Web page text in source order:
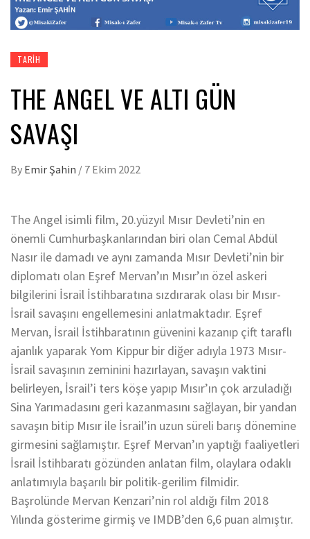
TARIH
THE ANGEL VE ALTI GÜN
SAVAŞI
By Emir Şahin / 7 Ekim 2022
The Angel isimli film, 20.yüzyıl Mısır Devleti’nin en
önemli Cumhurbaşkanlarından biri olan Cemal Abdül
Nasır ile damadı ve aynı zamanda Mısır Devleti’nin bir
diplomatı olan Eşref Mervan’ın Mısır’ın özel askeri
bilgilerini İsrail İstihbaratına sızdırarak olası bir Mısır-
İsrail savaşını engellemesini anlatmaktadır. Eşref
Mervan, İsrail İstihbaratının güvenini kazanıp çift taraflı
ajanlık yaparak Yom Kippur bir diğer adıyla 1973 Mısır-
İsrail savaşının zeminini hazırlayan, savaşın vaktini
belirleyen, İsrail’i ters köşe yapıp Mısır’ın çok arzuladığı
Sina Yarımadasını geri kazanmasını sağlayan, bir yandan
savaşın bitip Mısır ile İsrail’in uzun süreli barış dönemine
girmesini sağlamıştır. Eşref Mervan’ın yaptığı faaliyetleri
İsrail İstihbaratı gözünden anlatan film, olaylara odaklı
anlatımıyla başarılı bir politik-gerilim filmidir.
Başrolünde Mervan Kenzari’nin rol aldığı film 2018
Yılında gösterime girmiş ve IMDB’den 6,6 puan almıştır.